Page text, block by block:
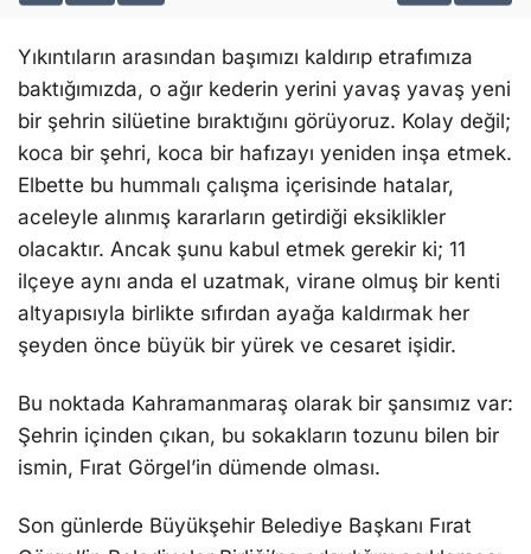
Yıkıntıların arasından başımızı kaldırıp etrafımıza
baktığımızda, o ağır kederin yerini yavaş yavaş yeni
bir şehrin silüetine bıraktığını görüyoruz. Kolay değil;
koca bir şehri, koca bir hafızayı yeniden inşa etmek.
Elbette bu hummalı çalışma içerisinde hatalar,
aceleyle alınmış kararların getirdiği eksiklikler
olacaktır. Ancak şunu kabul etmek gerekir ki; 11
ilçeye aynı anda el uzatmak, virane olmuş bir kenti
altyapısıyla birlikte sıfırdan ayağa kaldırmak her
şeyden önce büyük bir yürek ve cesaret işidir.
Bu noktada Kahramanmaraş olarak bir şansımız var:
Şehrin içinden çıkan, bu sokakların tozunu bilen bir
ismin, Fırat Görgel’in dümende olması.
Son günlerde Büyükşehir Belediye Başkanı Fırat